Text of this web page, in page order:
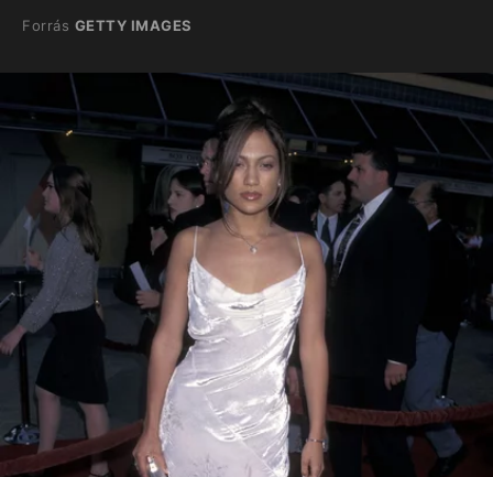
Forrás GETTY IMAGES